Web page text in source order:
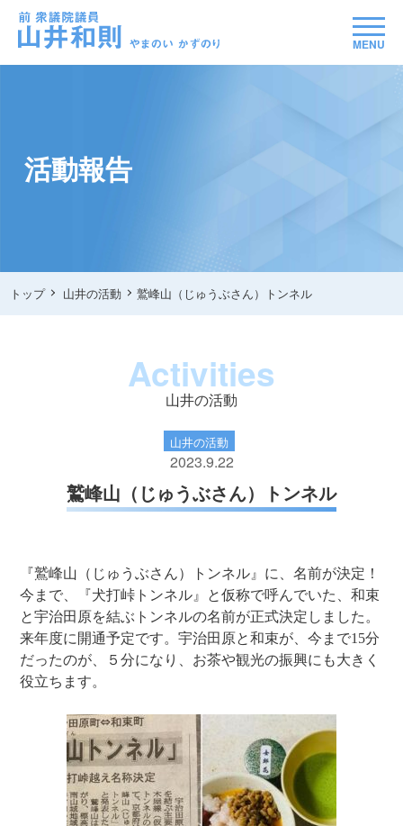
MENU
活動報告
トップ 山井の活動 鷲峰山（じゅうぶさん）トンネル
Activities
山井の活動
山井の活動
2023.9.22
鷲峰山（じゅうぶさん）トンネル
『鷲峰山（じゅうぶさん）トンネル』に、名前が決定！
今まで、『犬打峠トンネル』と仮称で呼んでいた、和束
と宇治田原を結ぶトンネルの名前が正式決定しました。
来年度に開通予定です。宇治田原と和束が、今まで15分
だったのが、５分になり、お茶や観光の振興にも大きく
役立ちます。